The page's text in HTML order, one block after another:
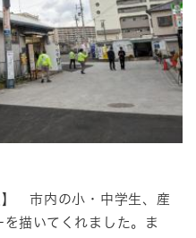
】 市内の小・中学生、産
描いてくれました。ま